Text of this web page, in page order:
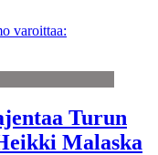
varoittaa:
Turun
Malaska